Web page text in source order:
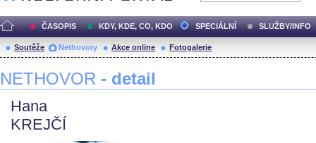
ČASOPIS KDY, KDE, CO, KDO SPECIÁLNÍ SLUŽBY/INFO
Soutěže Nethovory Akce online Fotogalerie
NETHOVOR - detail
Hana
KREJČÍ